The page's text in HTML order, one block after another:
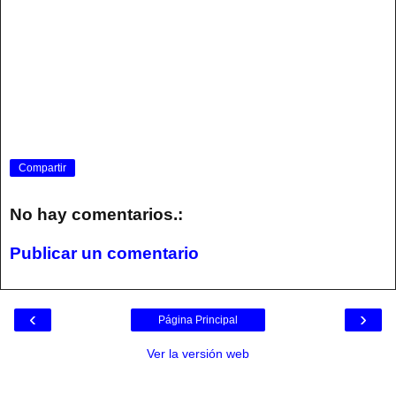
Compartir
No hay comentarios.:
Publicar un comentario
‹ ›
Página Principal
Ver la versión web